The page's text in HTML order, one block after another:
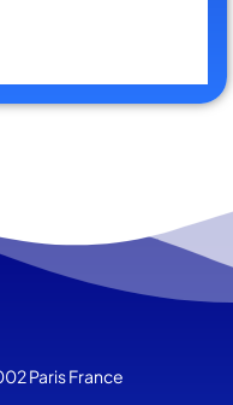
Paris France